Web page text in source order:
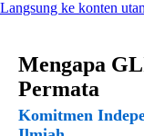
Langsung ke konten
Mengapa
Permata
Komitmen